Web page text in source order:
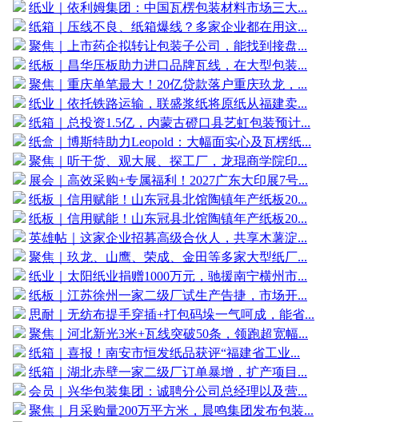
纸业｜依利姆集团：中国瓦楞包装材料市场三大...
纸箱｜压线不良、纸箱爆线？多家企业都在用这...
聚焦｜上市药企拟转让包装子公司，能找到接盘...
纸板｜昌华压板助力进口品牌瓦线，在大型包装...
聚焦｜重庆单笔最大！20亿贷款落户重庆玖龙，...
纸业｜依托铁路运输，联盛浆纸将原纸从福建卖...
纸箱｜总投资1.5亿，内蒙古磴口县艺虹包装预计...
纸盒｜博斯特助力Leopold：大幅面实心及瓦楞纸...
聚焦｜听干货、观大展、探工厂，龙琨商学院印...
展会｜高效采购+专属福利！2027广东大印展7号...
纸板｜信用赋能！山东冠县北馆陶镇年产纸板20...
纸板｜信用赋能！山东冠县北馆陶镇年产纸板20...
英雄帖｜这家企业招募高级合伙人，共享木薯淀...
聚焦｜玖龙、山鹰、荣成、金田等多家大型纸厂...
纸业｜太阳纸业捐赠1000万元，驰援南宁横州市...
纸板｜江苏徐州一家二级厂试生产告捷，市场开...
思耐｜无纺布提手穿插+打包码垛一气呵成，能省...
聚焦｜河北新光3米+瓦线突破50条，领跑超宽幅...
纸箱｜喜报！南安市恒发纸品获评“福建省工业...
纸箱｜湖北赤壁一家二级厂订单暴增，扩产项目...
会员｜兴华包装集团：诚聘分公司总经理以及营...
聚焦｜月采购量200万平方米，晨鸣集团发布包装...